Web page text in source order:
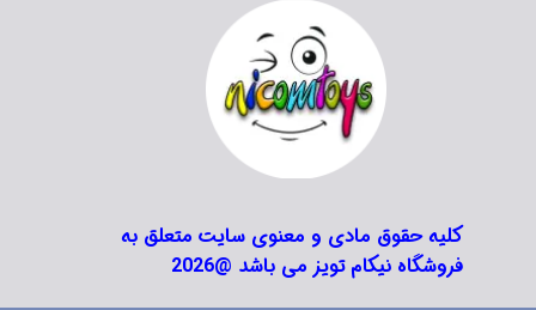
کلیه حقوق مادی و معنوی سایت متعلق به
فروشگاه نیکام تویز می باشد @2026